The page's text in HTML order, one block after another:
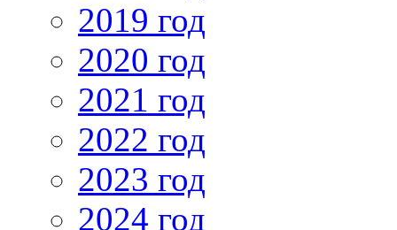
2019 год
2020 год
2021 год
2022 год
2023 год
2024 год